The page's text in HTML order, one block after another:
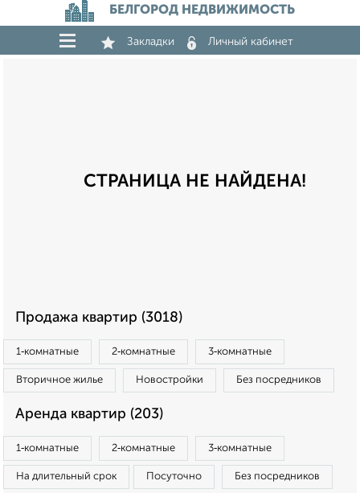
БЕЛГОРОД НЕДВИЖИМОСТЬ
Закладки Личный кабинет
СТРАНИЦА НЕ НАЙДЕНА!
Продажа квартир (3018)
1‑комнатные 2‑комнатные 3‑комнатные
Вторичное жилье Новостройки Без посредников
Аренда квартир (203)
1‑комнатные 2‑комнатные 3‑комнатные
На длительный срок Посуточно Без посредников